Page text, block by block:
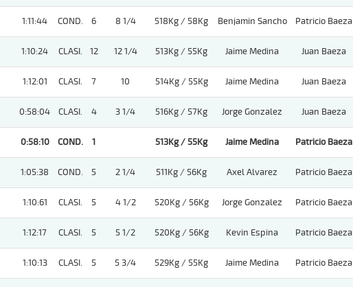
1:11:44 COND. 6 8 1/4 518Kg / 58Kg Benjamin Sancho Patricio Baeza
1:10:24 CLASI. 12 12 1/4 513Kg / 55Kg Jaime Medina Juan Baeza
1:12:01 CLASI. 7 10 514Kg / 55Kg Jaime Medina Juan Baeza
0:58:04 CLASI. 4 3 1/4 516Kg / 57Kg Jorge Gonzalez Juan Baeza
0:58:10 COND. 1 513Kg / 55Kg Jaime Medina Patricio Baeza
1:05:38 COND. 5 2 1/4 511Kg / 56Kg Axel Alvarez Patricio Baeza
1:10:61 CLASI. 5 4 1/2 520Kg / 56Kg Jorge Gonzalez Patricio Baeza
1:12:17 CLASI. 5 5 1/2 520Kg / 56Kg Kevin Espina Patricio Baeza
1:10:13 CLASI. 5 5 3/4 529Kg / 55Kg Jaime Medina Patricio Baeza